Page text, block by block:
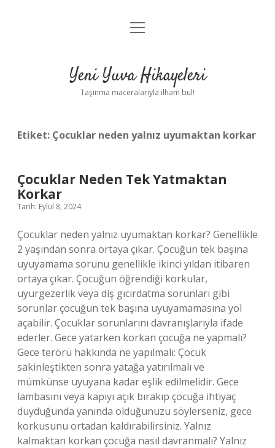
Anasayfa
Yasal Uyarı
menüyü
Yeni Yuva Hikayeleri
Taşınma maceralarıyla ilham bul!
Etiket: Çocuklar neden yalnız uyumaktan korkar
Çocuklar Neden Tek Yatmaktan
Korkar
Tarih: Eylül 8, 2024
Çocuklar neden yalnız uyumaktan korkar? Genellikle
2 yaşından sonra ortaya çıkar. Çocuğun tek başına
uyuyamama sorunu genellikle ikinci yıldan itibaren
ortaya çıkar. Çocuğun öğrendiği korkular,
uyurgezerlik veya diş gıcırdatma sorunları gibi
sorunlar çocuğun tek başına uyuyamamasına yol
açabilir. Çocuklar sorunlarını davranışlarıyla ifade
ederler. Gece yatarken korkan çocuğa ne yapmalı?
Gece terörü hakkında ne yapılmalı: Çocuk
sakinleştikten sonra yatağa yatırılmalı ve
mümkünse uyuyana kadar eşlik edilmelidir. Gece
lambasını veya kapıyı açık bırakıp çocuğa ihtiyaç
duyduğunda yanında olduğunuzu söylerseniz, gece
korkusunu ortadan kaldırabilirsiniz. Yalnız
kalmaktan korkan çocuğa nasıl davranmalı? Yalnız